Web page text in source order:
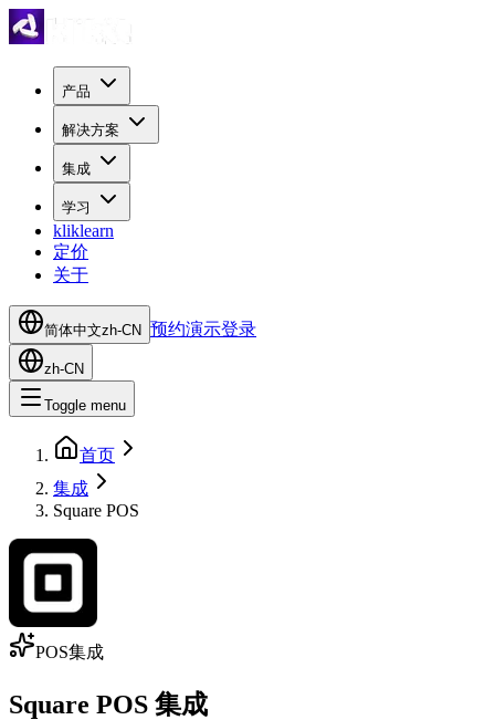
产品
解决方案
集成
学习
kliklearn
定价
关于
简体中文zh-CN 预约演示登录
zh-CN
Toggle menu
首页
集成
Square POS
POS集成
Square POS 集成